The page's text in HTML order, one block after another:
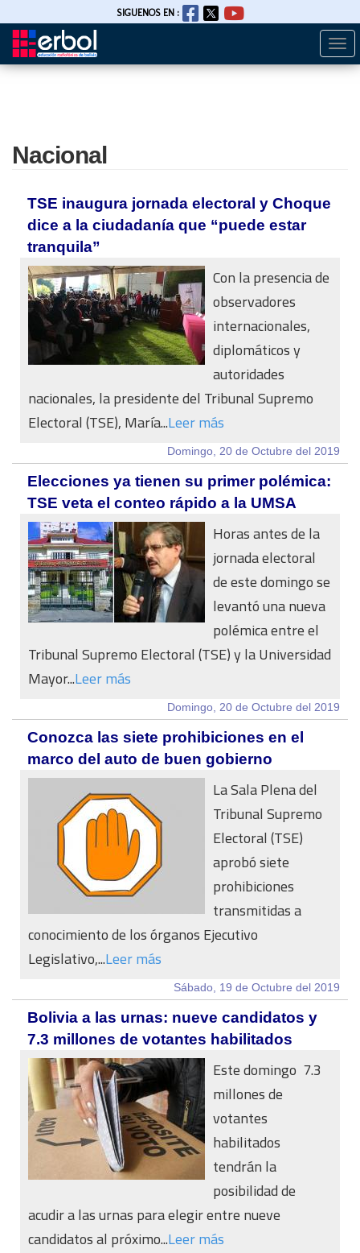
Pasar
SIGUENOS EN :
Nacional
TSE inaugura jornada electoral y Choque
dice a la ciudadanía que “puede estar
tranquila”
Con la presencia de
observadores
internacionales,
diplomáticos y
autoridades
nacionales, la presidente del Tribunal Supremo
Electoral (TSE), María...Leer más
Domingo, 20 de Octubre del 2019
Elecciones ya tienen su primer polémica:
TSE veta el conteo rápido a la UMSA
Horas antes de la
jornada electoral
de este domingo se
levantó una nueva
polémica entre el
Tribunal Supremo Electoral (TSE) y la Universidad
Mayor...Leer más
Domingo, 20 de Octubre del 2019
Conozca las siete prohibiciones en el
marco del auto de buen gobierno
La Sala Plena del
Tribunal Supremo
Electoral (TSE)
aprobó siete
prohibiciones
transmitidas a
conocimiento de los órganos Ejecutivo
Legislativo,...Leer más
Sábado, 19 de Octubre del 2019
Bolivia a las urnas: nueve candidatos y
7.3 millones de votantes habilitados
Este domingo 7.3
millones de
votantes
habilitados
tendrán la
posibilidad de
acudir a las urnas para elegir entre nueve
candidatos al próximo...Leer más